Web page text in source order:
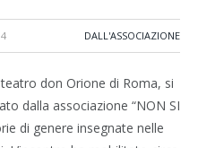
DALL'ASSOCIAZIONE
don Orione di Roma, si
dalla associazione “NON SI
di genere insegnate nelle